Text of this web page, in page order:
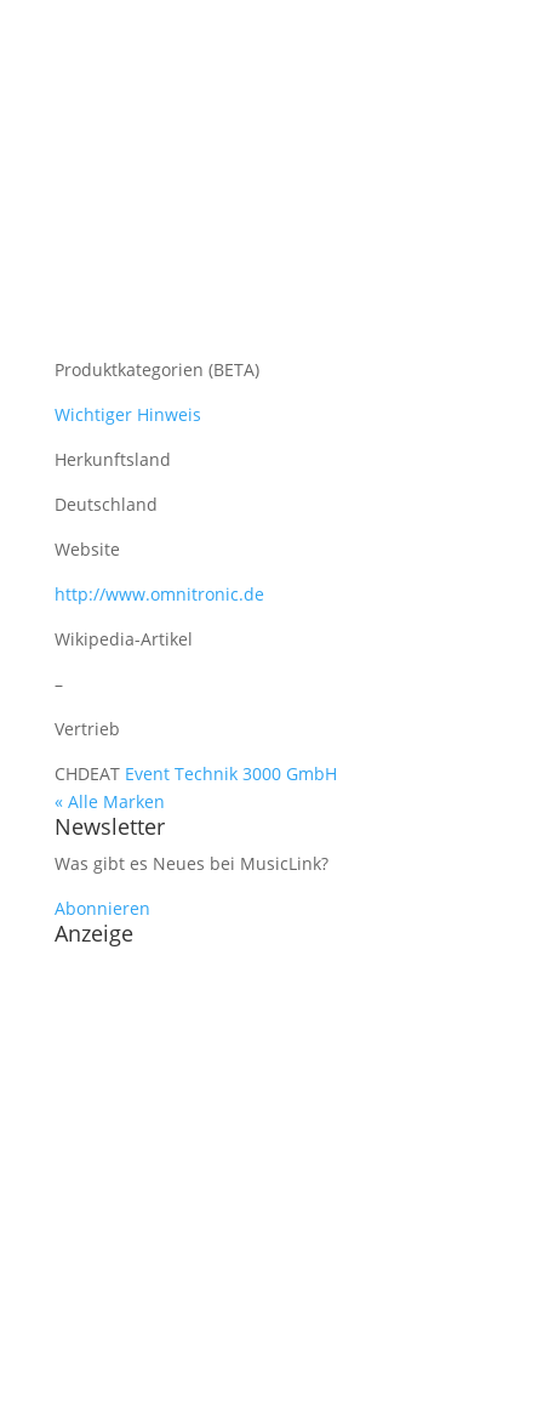
Produktkategorien (BETA)
Wichtiger Hinweis
Herkunftsland
Deutschland
Website
http://www.omnitronic.de
Wikipedia-Artikel
–
Vertrieb
CHDEAT Event Technik 3000 GmbH
« Alle Marken
Newsletter
Was gibt es Neues bei MusicLink?
Abonnieren
Anzeige